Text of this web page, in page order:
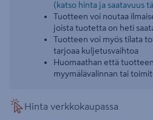
(katso hinta ja saatavuus
Tuotteen voi noutaa
joista tuotetta on heti
Tuotteen voi myös tilata
tarjoaa kuljetusvaihtoa
Huomaathan että
myymälävalinnan tai
Hinta verkkokaupassa